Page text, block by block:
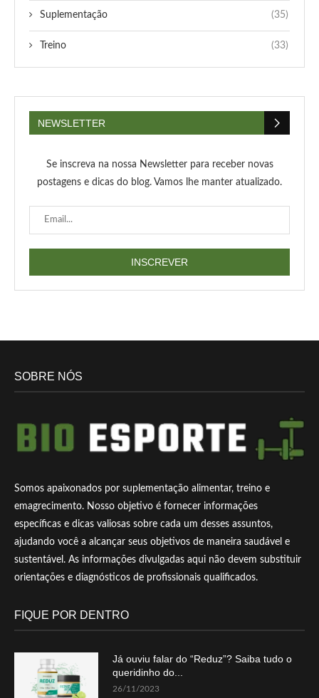
Suplementação (35)
Treino (33)
NEWSLETTER
Se inscreva na nossa Newsletter para receber novas
postagens e dicas do blog. Vamos lhe manter atualizado.
SOBRE NÓS
Somos apaixonados por suplementação alimentar, treino e
emagrecimento. Nosso objetivo é fornecer informações
específicas e dicas valiosas sobre cada um desses assuntos,
ajudando você a alcançar seus objetivos de maneira saudável e
sustentável. As informações divulgadas aqui não devem substituir
orientações e diagnósticos de profissionais qualificados.
FIQUE POR DENTRO
Já ouviu falar do “Reduz”? Saiba tudo o
queridinho do...
26/11/2023